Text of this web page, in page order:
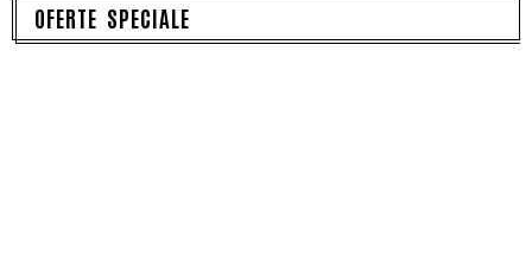
OFERTE SPECIALE